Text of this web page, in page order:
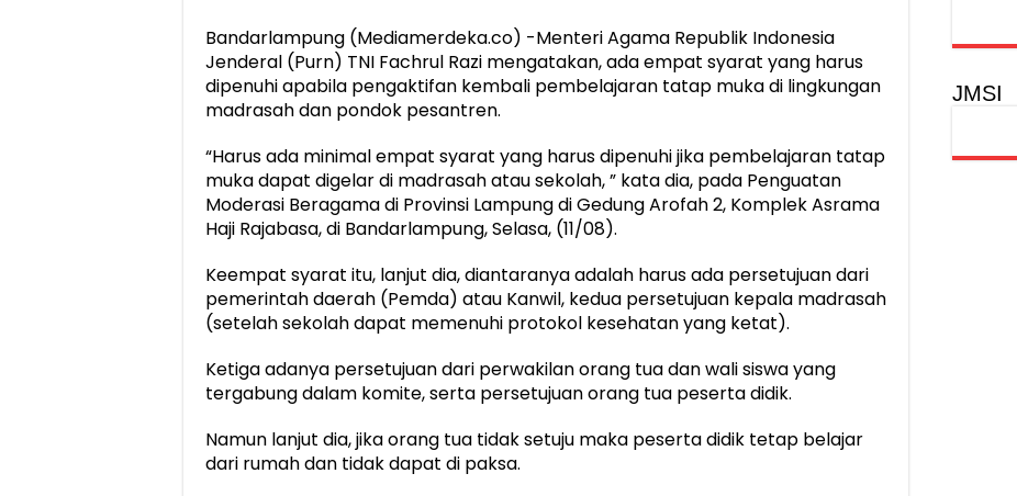
Bandarlampung (Mediamerdeka.co) -Menteri Agama Republik Indonesia
Jenderal (Purn) TNI Fachrul Razi mengatakan, ada empat syarat yang harus
dipenuhi apabila pengaktifan kembali pembelajaran tatap muka di lingkungan
madrasah dan pondok pesantren.
“Harus ada minimal empat syarat yang harus dipenuhi jika pembelajaran tatap
muka dapat digelar di madrasah atau sekolah, ” kata dia, pada Penguatan
Moderasi Beragama di Provinsi Lampung di Gedung Arofah 2, Komplek Asrama
Haji Rajabasa, di Bandarlampung, Selasa, (11/08).
Keempat syarat itu, lanjut dia, diantaranya adalah harus ada persetujuan dari
pemerintah daerah (Pemda) atau Kanwil, kedua persetujuan kepala madrasah
(setelah sekolah dapat memenuhi protokol kesehatan yang ketat).
Ketiga adanya persetujuan dari perwakilan orang tua dan wali siswa yang
tergabung dalam komite, serta persetujuan orang tua peserta didik.
Namun lanjut dia, jika orang tua tidak setuju maka peserta didik tetap belajar
dari rumah dan tidak dapat di paksa.
JMSI